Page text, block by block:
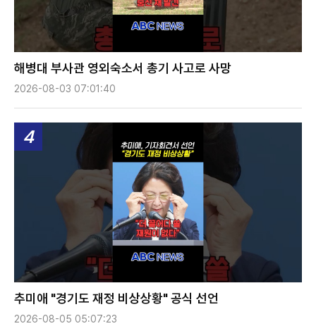
해병대 부사관 영외숙소서 총기 사고로 사망
2026-08-03 07:01:40
4
추미애 "경기도 재정 비상상황" 공식 선언
2026-08-05 05:07:23